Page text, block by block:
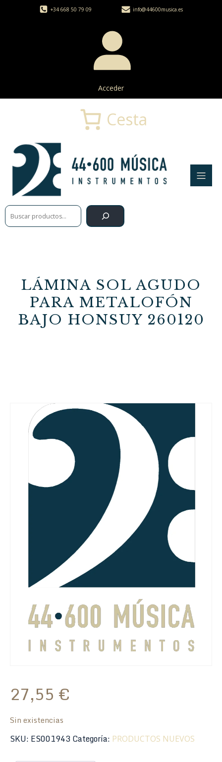
+34 668 50 79 09 info@44600musica.es
Acceder
Buscar
Cesta
LÁMINA SOL AGUDO
PARA METALOFÓN
BAJO HONSUY 260120
27,55 €
Sin existencias
SKU: ES001943Categoría: PRODUCTOS NUEVOS